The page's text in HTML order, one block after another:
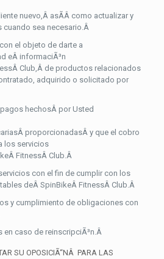
nuevo,Â asÃ­Â como actualizar y
cuando sea necesario.Â
el objeto de darte a
eÂ informaciÃ³n
Club,Â de productos relacionados
adquirido o solicitado por
hechosÂ por Usted
proporcionadasÂ y que el cobro
los servicios
FitnessÂ Club.Â
con el fin de cumplir con los
deÂ SpinBikeÂ FitnessÂ Club.Â
y cumplimiento de obligaciones con
en caso de reinscripciÃ³n.Â
SU OPOSICIÃ“NÂ PARA LAS